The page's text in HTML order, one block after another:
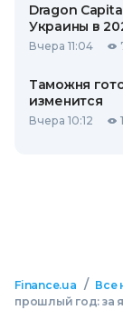
Dragon
Украины в
Вчера 11:04
Таможня
изменится
Вчера 10:12
Finance.ua / Все
прошлый год: за